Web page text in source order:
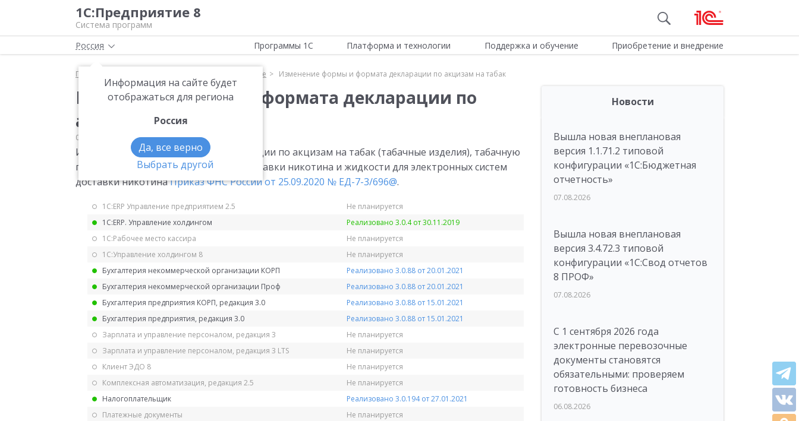
1С:Предприятие 8
Система программ
Россия
Информация на сайте будет
отображаться для региона
Россия
Да, все верно
Выбрать другой
Программы 1С Платформа и технологии Поддержка и обучение Приобретение и внедрение
Главная Прочее Изменение формы и формата декларации по акцизам на табак
Изменение формы и формата декларации по
акцизам на табак
02.11.2020 Прочее
Изменение формы и формата декларации по акцизам на табак (табачные изделия), табачную
продукцию, электронные системы доставки никотина и жидкости для электронных систем
доставки никотинаПриказ ФНС России от 25.09.2020 № ЕД-7-3/696@.
1С:ERP Управление предприятием 2.5
Не планируется
1С:ERP. Управление холдингом
Реализовано 3.0.4 от 30.11.2019
1С:Рабочее место кассира
Не планируется
1С:Управление холдингом 8
Не планируется
Бухгалтерия некоммерческой организации КОРП
Реализовано 3.0.88 от 20.01.2021
Бухгалтерия некоммерческой организации Проф
Реализовано 3.0.88 от 20.01.2021
Бухгалтерия предприятия КОРП, редакция 3.0
Реализовано 3.0.88 от 15.01.2021
Бухгалтерия предприятия, редакция 3.0
Реализовано 3.0.88 от 15.01.2021
Зарплата и управление персоналом, редакция 3
Не планируется
Зарплата и управление персоналом, редакция 3 LTS
Не планируется
Клиент ЭДО 8
Не планируется
Комплексная автоматизация, редакция 2.5
Не планируется
Налогоплательщик
Реализовано 3.0.194 от 27.01.2021
Платежные документы
Не планируется
Новости
Вышла новая внеплановая
версия 1.1.71.2 типовой
конфигурации «1C:Бюджетная
отчетность»
07.08.2026
Вышла новая внеплановая
версия 3.4.72.3 типовой
конфигурации «1C:Свод отчетов
8 ПРОФ»
07.08.2026
С 1 сентября 2026 года
электронные перевозочные
документы становятся
обязательными: проверяем
готовность бизнеса
06.08.2026